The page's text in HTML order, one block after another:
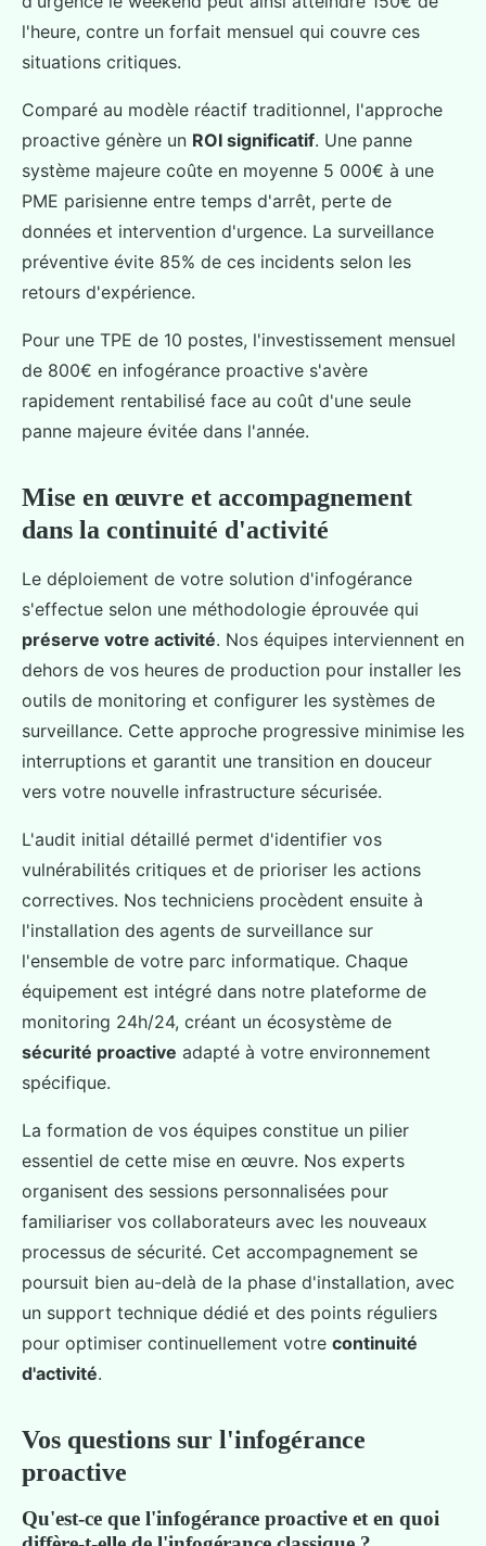
l'heure, contre un forfait mensuel qui couvre ces
situations critiques.
Comparé au modèle réactif traditionnel, l'approche
proactive génère un ROI significatif. Une panne
système majeure coûte en moyenne 5 000€ à une
PME parisienne entre temps d'arrêt, perte de
données et intervention d'urgence. La surveillance
préventive évite 85% de ces incidents selon les
retours d'expérience.
Pour une TPE de 10 postes, l'investissement mensuel
de 800€ en infogérance proactive s'avère
rapidement rentabilisé face au coût d'une seule
panne majeure évitée dans l'année.
Mise en œuvre et accompagnement
dans la continuité d'activité
Le déploiement de votre solution d'infogérance
s'effectue selon une méthodologie éprouvée qui
préserve votre activité. Nos équipes interviennent en
dehors de vos heures de production pour installer les
outils de monitoring et configurer les systèmes de
surveillance. Cette approche progressive minimise les
interruptions et garantit une transition en douceur
vers votre nouvelle infrastructure sécurisée.
L'audit initial détaillé permet d'identifier vos
vulnérabilités critiques et de prioriser les actions
correctives. Nos techniciens procèdent ensuite à
l'installation des agents de surveillance sur
l'ensemble de votre parc informatique. Chaque
équipement est intégré dans notre plateforme de
monitoring 24h/24, créant un écosystème de
sécurité proactive adapté à votre environnement
spécifique.
La formation de vos équipes constitue un pilier
essentiel de cette mise en œuvre. Nos experts
organisent des sessions personnalisées pour
familiariser vos collaborateurs avec les nouveaux
processus de sécurité. Cet accompagnement se
poursuit bien au-delà de la phase d'installation, avec
un support technique dédié et des points réguliers
pour optimiser continuellement votre continuité
d'activité.
Vos questions sur l'infogérance
proactive
Qu'est-ce que l'infogérance proactive et en quoi